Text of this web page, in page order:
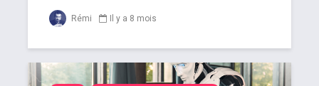
Rémi Il y a 8 mois